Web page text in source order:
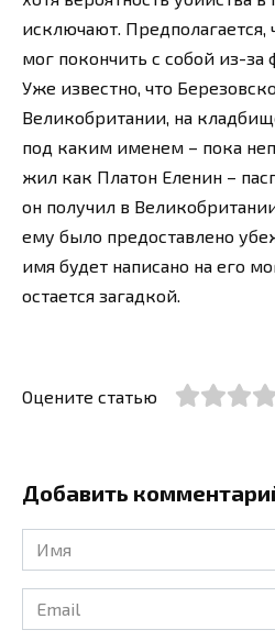
исключают. Предполагается,
мог покончить с собой из-
Уже известно, что
Великобритании, на
под каким именем – пока
жил как Платон Еленин –
он получил в
ему было предоставлено
имя будет написано на его
остается загадкой.
Оцените статью
Добавить
Имя
*
Email
*